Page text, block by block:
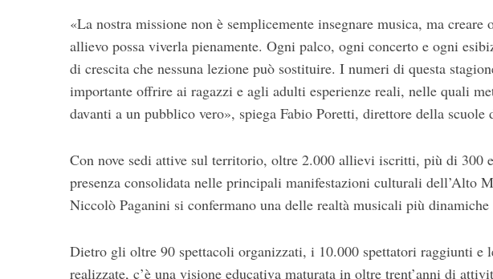
«La nostra missione non è semplicemente insegnare musica, ma
allievo possa viverla pienamente. Ogni palco, ogni concerto e ogni
di crescita che nessuna lezione può sostituire. I numeri di questa
importante offrire ai ragazzi e agli adulti esperienze reali, nelle quali
davanti a un pubblico vero», spiega Fabio Poretti, direttore della scuole
Con nove sedi attive sul territorio, oltre 2.000 allievi iscritti, più di 300
presenza consolidata nelle principali manifestazioni culturali dell’Alto
Niccolò Paganini si confermano una delle realtà musicali più
Dietro gli oltre 90 spettacoli organizzati, i 10.000 spettatori raggiunti e
realizzate, c’è una visione educativa maturata in oltre trent’anni di